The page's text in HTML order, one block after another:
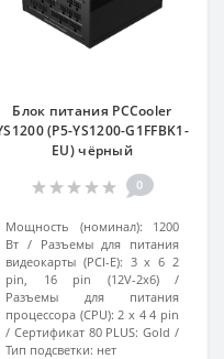
Блок питания PCCooler
(P5-YS1200-G1FFBK1-
EU) чёрный
0
Мощность (номинал):
1200
Вт
Разъемы для питания
видеокарты (PCI-E): 3 x 6 2
pin, 16 pin (12V-2x6)
Разъемы для питания
процессора (CPU): 2 x 4 4 pin
Сертификат 80 PLUS: Gold
Тип подсветки: нет